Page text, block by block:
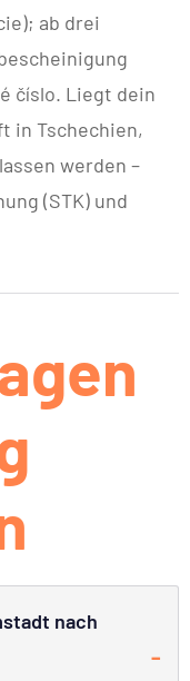
ab drei
číslo. Liegt dein
in Tschechien,
werden –
(STK) und
nach